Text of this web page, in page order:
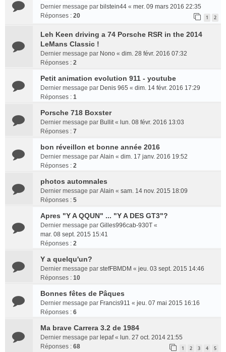
Dernier message par bilstein44 « mer. 09 mars 2016 22:35
Réponses : 20 1 2
Leh Keen driving a 74 Porsche RSR in the 2014
LeMans Classic !
Dernier message par Nono « dim. 28 févr. 2016 07:32
Réponses : 2
Petit animation evolution 911 - youtube
Dernier message par Denis 965 « dim. 14 févr. 2016 17:29
Réponses : 1
Porsche 718 Boxster
Dernier message par Bullit« lun. 08 févr. 2016 13:03
Réponses : 7
bon réveillon et bonne année 2016
Dernier message par Alain « dim. 17 janv. 2016 19:52
Réponses : 2
photos automnales
Dernier message par Alain « sam. 14 nov. 2015 18:09
Réponses : 5
Apres "Y A QQUN" ... "Y A DES GT3"?
Dernier message par Gilles996cab-930T «
mar. 08 sept. 2015 15:41
Réponses : 2
Y a quelqu'un?
Dernier message par stefFBMDM « jeu. 03 sept. 2015 14:46
Réponses : 10
Bonnes fêtes de Pâques
Dernier message par Francis911 « jeu. 07 mai 2015 16:16
Réponses : 6
Ma brave Carrera 3.2 de 1984
Dernier message par lepaf« lun. 27 oct. 2014 21:55
Réponses : 68 1 2 3 4 5